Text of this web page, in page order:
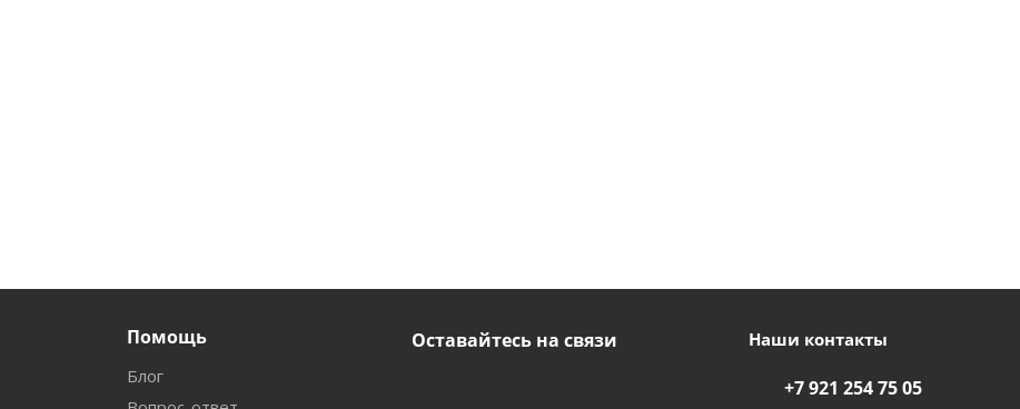
Помощь
Блог
Оставайтесь на связи Наши контакты
+7 921 254 75 05